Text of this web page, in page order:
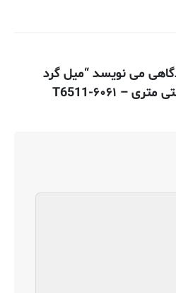
می نویسد “میل گرد
آلومینیوم – ۰٫۷۹۳۸ سانتی متری – ۶۰۶۱-T6511